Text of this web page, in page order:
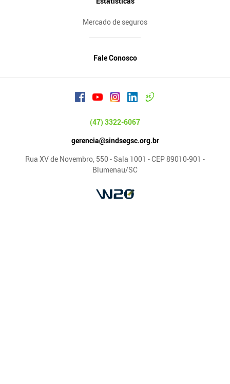
Mercado de seguros
Fale Conosco
(47) 3322-6067
gerencia@sindsegsc.org.br
Rua XV de Novembro, 550 - Sala 1001 - CEP 89010-901 -
Blumenau/SC